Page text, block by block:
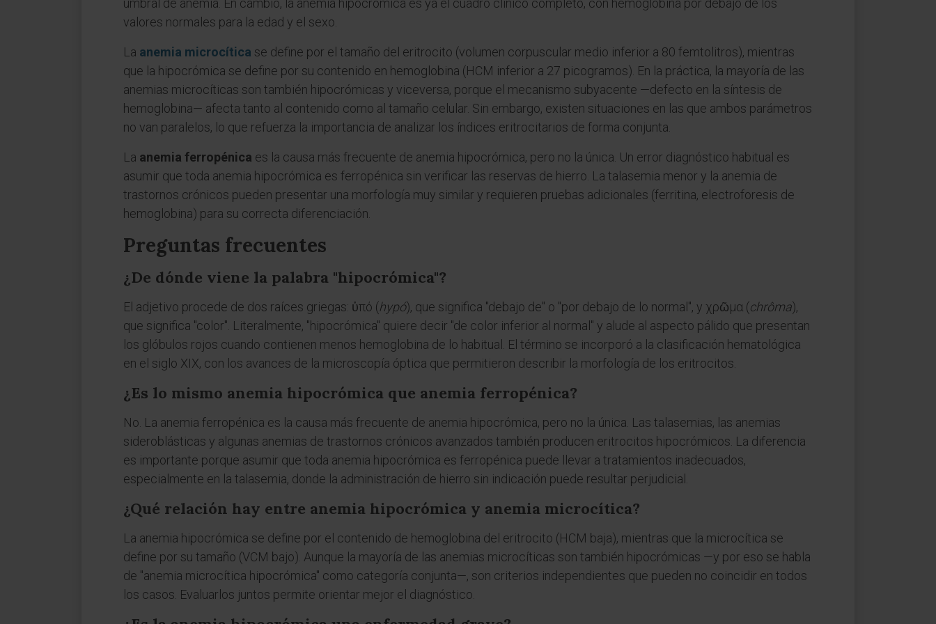
umbral de anemia. En cambio, la anemia hipocrómica es ya el cuadro clínico completo, con hemoglobina por debajo de los
valores normales para la edad y el sexo.
La anemia microcítica se define por el tamaño del eritrocito (volumen corpuscular medio inferior a 80 femtolitros), mientras
que la hipocrómica se define por su contenido en hemoglobina (HCM inferior a 27 picogramos). En la práctica, la mayoría de las
anemias microcíticas son también hipocrómicas y viceversa, porque el mecanismo subyacente —defecto en la síntesis de
hemoglobina— afecta tanto al contenido como al tamaño celular. Sin embargo, existen situaciones en las que ambos parámetros
no van paralelos, lo que refuerza la importancia de analizar los índices eritrocitarios de forma conjunta.
La anemia ferropénica es la causa más frecuente de anemia hipocrómica, pero no la única. Un error diagnóstico habitual es
asumir que toda anemia hipocrómica es ferropénica sin verificar las reservas de hierro. La talasemia menor y la anemia de
trastornos crónicos pueden presentar una morfología muy similar y requieren pruebas adicionales (ferritina, electroforesis de
hemoglobina) para su correcta diferenciación.
Preguntas frecuentes
¿De dónde viene la palabra "hipocrómica"?
El adjetivo procede de dos raíces griegas: ὑπό (hypó), que significa "debajo de" o "por debajo de lo normal", y χρῶμα (chrôma),
que significa "color". Literalmente, "hipocrómica" quiere decir "de color inferior al normal" y alude al aspecto pálido que presentan
los glóbulos rojos cuando contienen menos hemoglobina de lo habitual. El término se incorporó a la clasificación hematológica
en el siglo XIX, con los avances de la microscopía óptica que permitieron describir la morfología de los eritrocitos.
¿Es lo mismo anemia hipocrómica que anemia ferropénica?
No. La anemia ferropénica es la causa más frecuente de anemia hipocrómica, pero no la única. Las talasemias, las anemias
sideroblásticas y algunas anemias de trastornos crónicos avanzados también producen eritrocitos hipocrómicos. La diferencia
es importante porque asumir que toda anemia hipocrómica es ferropénica puede llevar a tratamientos inadecuados,
especialmente en la talasemia, donde la administración de hierro sin indicación puede resultar perjudicial.
¿Qué relación hay entre anemia hipocrómica y anemia microcítica?
La anemia hipocrómica se define por el contenido de hemoglobina del eritrocito (HCM baja), mientras que la microcítica se
define por su tamaño (VCM bajo). Aunque la mayoría de las anemias microcíticas son también hipocrómicas —y por eso se habla
de "anemia microcítica hipocrómica" como categoría conjunta—, son criterios independientes que pueden no coincidir en todos
los casos. Evaluarlos juntos permite orientar mejor el diagnóstico.